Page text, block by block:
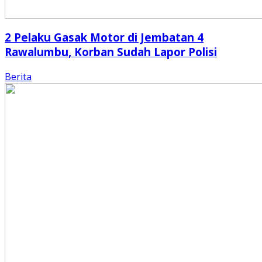
2 Pelaku Gasak Motor di Jembatan 4
Rawalumbu, Korban Sudah Lapor Polisi
Berita